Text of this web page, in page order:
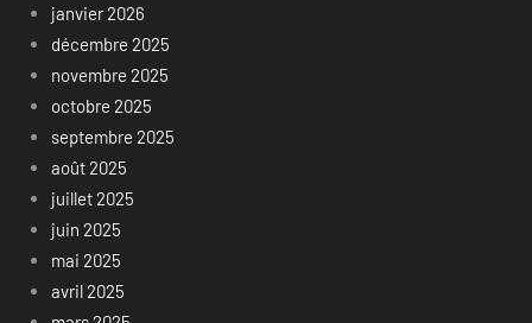
janvier 2026
décembre 2025
novembre 2025
octobre 2025
septembre 2025
août 2025
juillet 2025
juin 2025
mai 2025
avril 2025